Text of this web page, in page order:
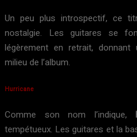
Un peu plus introspectif, ce
nostalgie. Les guitares se
légèrement en retrait,
milieu de l’album.
Hurricane
Comme son nom l’indique,
tempétueux. Les guitares et la